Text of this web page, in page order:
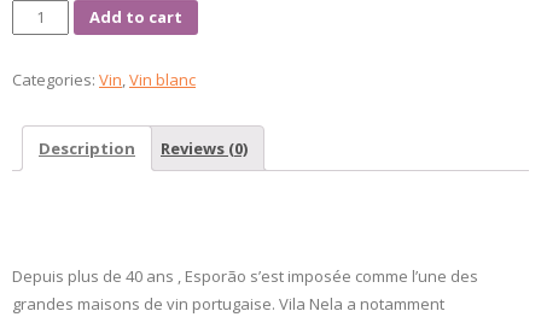
Defesa
quantity
Add to cart
Categories: Vin,Vin blanc
Description Reviews (0)
Depuis plus de 40 ans , Esporão s’est imposée comme l’une des
grandes maisons de vin portugaise. Vila Nela a notamment